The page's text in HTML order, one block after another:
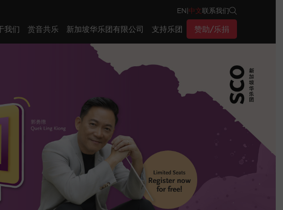
EN|中文联系我们
我们 赏音共乐 新加坡华乐团有限公司 支持乐团 赞助/乐捐